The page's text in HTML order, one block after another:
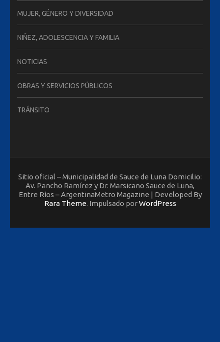
MUJER, GÉNERO Y DIVERSIDAD
NIÑEZ, ADOLESCENCIA Y FAMILIA
NOTICIAS
OBRAS Y SERVICIOS PÚBLICOS
TRÁNSITO
Sitio oficial – Municipalidad de Sauce de Luna Domicilio:
Av. Pancho Ramírez y Dr. Marsicano Sauce de Luna,
Entre Ríos – ArgentinaMetro Magazine | Developed By
Rara Theme. Impulsado porWordPress